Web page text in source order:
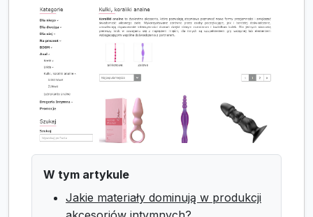
W tym artykule
Jakie materiały dominują w produkcji